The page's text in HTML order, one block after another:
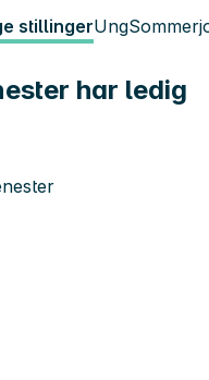
stillingerUng
har ledig